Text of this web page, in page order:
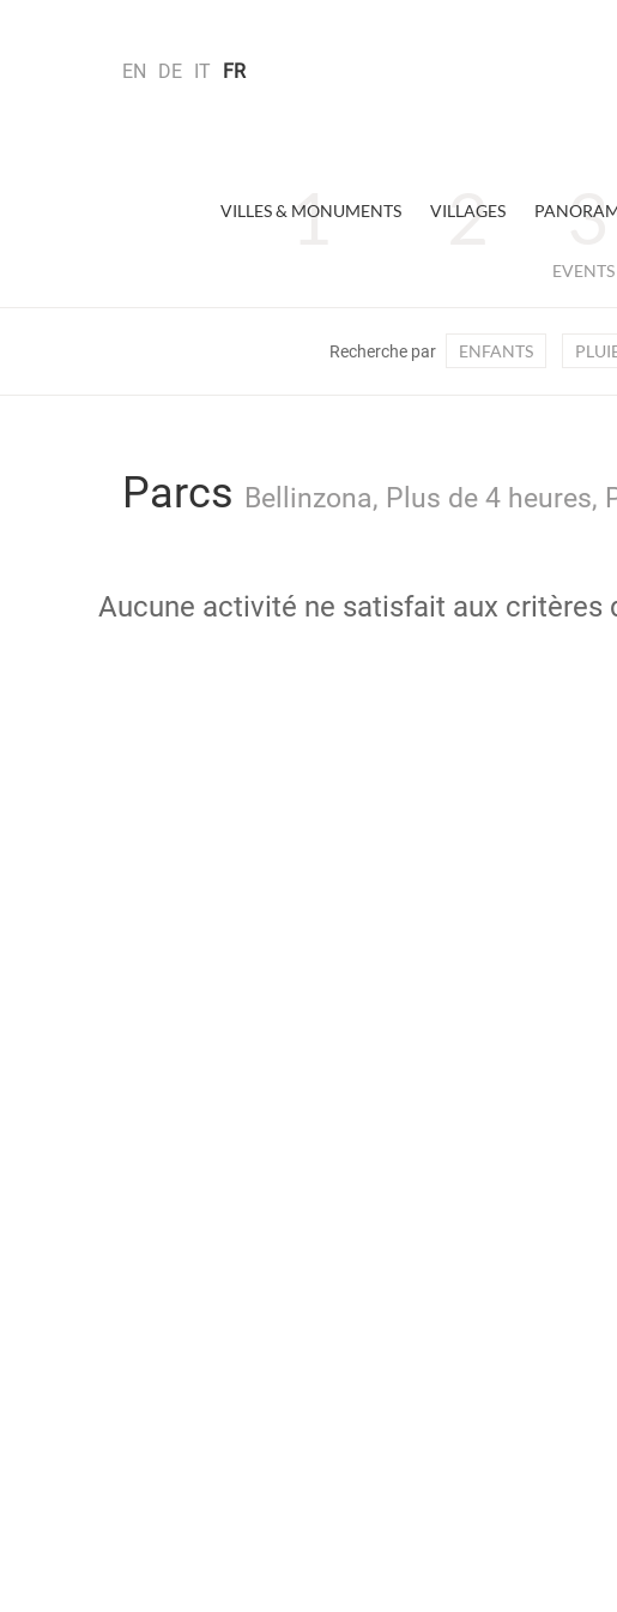
EN DE IT FR
VILLES & MONUMENTS VILLAGES
EVENTS
Recherche par ENFANTS
Parcs Bellinzona, Plus de 4 heures,
Aucune activité ne satisfait aux critères